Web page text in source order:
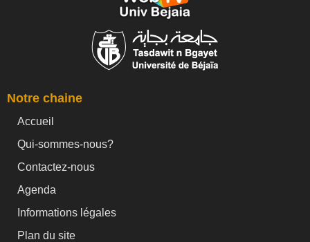
Notre chaine
Accueil
Qui-sommes-nous?
Contactez-nous
Agenda
Informations légales
Plan du site